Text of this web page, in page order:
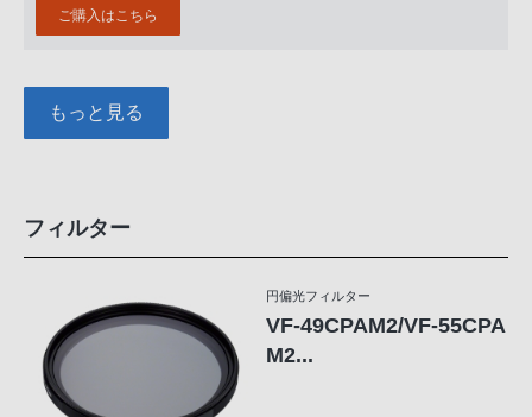
ご購入はこちら
もっと見る
フィルター
円偏光フィルター
VF-49CPAM2/VF-55CPA
M2...